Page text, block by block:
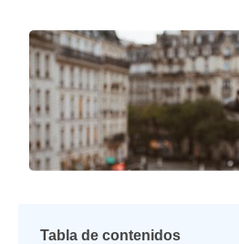
Tabla de contenidos